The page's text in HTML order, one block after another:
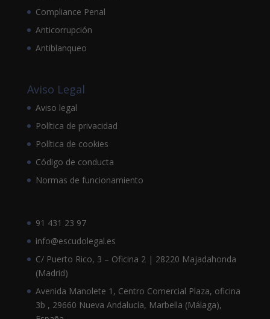
Compliance Penal
Anticorrupción
Antiblanqueo
Aviso Legal
Aviso legal
Política de privacidad
Política de cookies
Código de conducta
Normas de funcionamiento
91 431 23 97
info@escudolegal.es
C/ Puerto Rico, 3 – Oficina 2 | 28220 Majadahonda
(Madrid)
Avenida Manolete 1, Centro Comercial Plaza, oficina
3b , 29660 Nueva Andalucía, Marbella (Málaga),